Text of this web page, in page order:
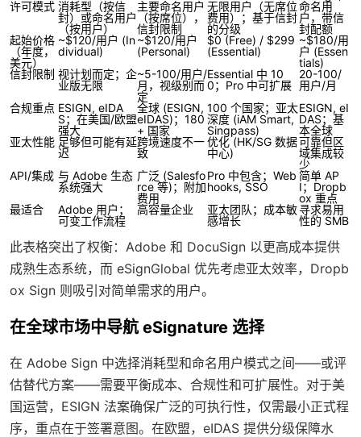
许可模式 消耗型（按信
封）或命名用户
（按用户）
主要命名用户
（按席位），
信封限制
无限用户（无席位
费用）；基于信封
的分级
命名用
户，带信
封配额
起始价格
（年度，
美元）
~$120/用户 (In
dividual)
~$120/用户
(Personal)
$0 (Free) / $299
(Essential)
~$180/用
户 (Essen
tials)
信封限制 视计划而定；企
业版无限
~5-100/用户/
月，视级别而
定
Essential 中 10
0；Pro 中可扩展
20-100/
用户/月
合规重点 ESIGN, eIDA
S；在美国/欧盟
强大
全球 (ESIGN,
eIDAS)；180
+ 国家
100 个国家；亚太
深度 (iAM Smart,
Singpass)
ESIGN, eI
DAS；基
本全球
亚太性能 足够但可能有延
迟
跨境速度不一
致
优化 (HK/SG 数据
中心)
可靠但区
域集成较
少
API/集成 与 Adobe 生态
系统强大
广泛 (Salesfo
rce 等)；附加
费用
Pro 中包含；Web
hooks, SSO
简单 AP
I；Dropb
ox 重点
最适合
Adobe 用户；
可变工作流程
高容量企业
亚太团队；成本敏
感增长
寻求易用
性的 SMB
此表格突出了权衡：Adobe 和 DocuSign 以更高成本提供
成熟生态系统，而 eSignGlobal 优先考虑亚太效率，Dropb
ox Sign 则吸引对简单需求的用户。
在全球市场中导航 eSignature 选择
在 Adobe Sign 中选择消耗型和命名用户模式之间——或评
估替代方案——需要平衡成本、合规性和可扩展性。对于美
国运营，ESIGN 法案确保广泛的可执行性，仅需最小正式程
序，重点在于签署意图。在欧盟，eIDAS 提供分级保障水